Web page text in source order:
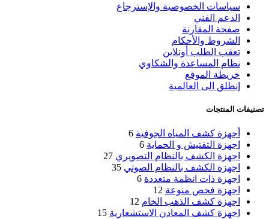
سياسات الخصوصية والإسترجاع
الدعم الفني
صفحة المقارنة
الشروط والأحكام
تعقب الطلب أونلاين
نظام المساعدة والشكاوي
خريطة الموقع
إنطلق الى العالمية
تصنيفات المنتجات
أجهزة كشف المياه الجوفية 6
اجهزة التفتيش و الحماية 6
اجهزة الكشف بالنظام التصويري 27
اجهزة الكشف بالنظام الصوتي 35
اجهزة ذات انظمة متعددة 6
اجهزة فحص منوعة 12
اجهزة كشف الذهب الخام 12
اجهزة كشف المعادن الاستشعارية 15